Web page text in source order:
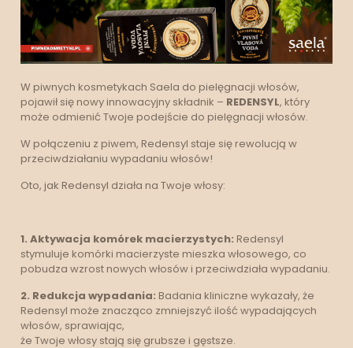
W piwnych kosmetykach Saela do pielęgnacji włosów,
pojawił się nowy innowacyjny składnik – REDENSYL, który
może odmienić Twoje podejście do pielęgnacji włosów.
W połączeniu z piwem, Redensyl staje się rewolucją w
przeciwdziałaniu wypadaniu włosów!
Oto, jak Redensyl działa na Twoje włosy:
1. Aktywacja komórek macierzystych: Redensyl
stymuluje komórki macierzyste mieszka włosowego, co
pobudza wzrost nowych włosów i przeciwdziała wypadaniu.
2. Redukcja wypadania: Badania kliniczne wykazały, że
Redensyl może znacząco zmniejszyć ilość wypadających
włosów, sprawiając,
że Twoje włosy stają się grubsze i gęstsze.